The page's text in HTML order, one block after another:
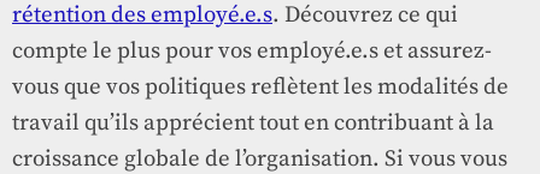
rétention des employé.e.s. Découvrez ce qui
compte le plus pour vos employé.e.s et assurez-
vous que vos politiques reflètent les modalités de
travail qu’ils apprécient tout en contribuant à la
croissance globale de l’organisation. Si vous vous